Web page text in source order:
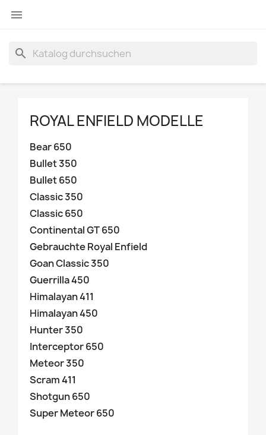

search
ROYAL ENFIELD MODELLE
Bear 650
Bullet 350
Bullet 650
Classic 350
Classic 650
Continental GT 650
Gebrauchte Royal Enfield
Goan Classic 350
Guerrilla 450
Himalayan 411
Himalayan 450
Hunter 350
Interceptor 650
Meteor 350
Scram 411
Shotgun 650
Super Meteor 650